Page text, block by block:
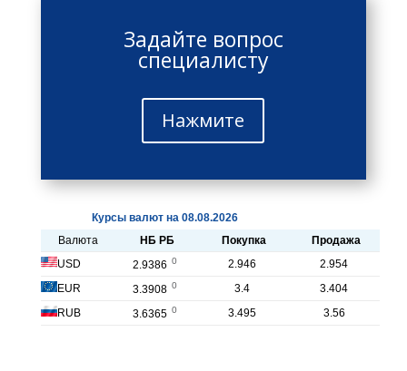
Задайте вопрос
специалисту
Нажмите